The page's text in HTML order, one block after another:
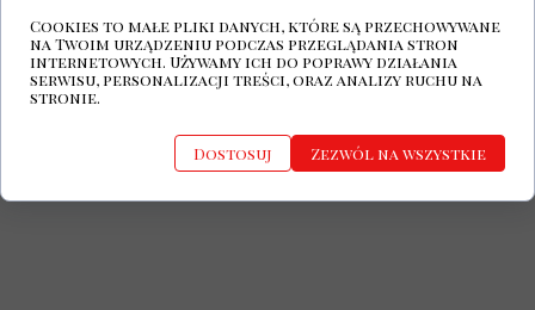
podczas pandemii. Wciąż nie wiadomo,
jak długo zostanie. Na razie zamieszkuje
miasto Ateny w Grecji, zaadoptowana
przez zespół Selofan. Według plotek
będzie próbowała skraść Wasze serca"
Cookies to małe pliki danych, które są przechowywane
na Twoim urządzeniu podczas przeglądania stron
internetowych. Używamy ich do poprawy działania
serwisu, personalizacji treści, oraz analizy ruchu na
stronie.
Dostosuj Zezwól na wszystkie